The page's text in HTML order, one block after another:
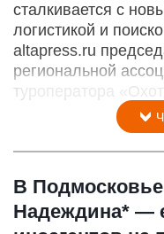
сталкивается с
логистикой и
altapress.ru
региональной
туроператора
В
Надеждина* —